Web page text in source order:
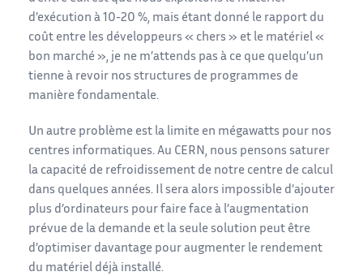
d’exécution à 10-20 %, mais étant donné le rapport du
coût entre les développeurs « chers » et le matériel «
bon marché », je ne m’attends pas à ce que quelqu’un
tienne à revoir nos structures de programmes de
manière fondamentale.
Un autre problème est la limite en mégawatts pour nos
centres informatiques. Au CERN, nous pensons saturer
la capacité de refroidissement de notre centre de calcul
dans quelques années. Il sera alors impossible d’ajouter
plus d’ordinateurs pour faire face à l’augmentation
prévue de la demande et la seule solution peut être
d’optimiser davantage pour augmenter le rendement
du matériel déjà installé.